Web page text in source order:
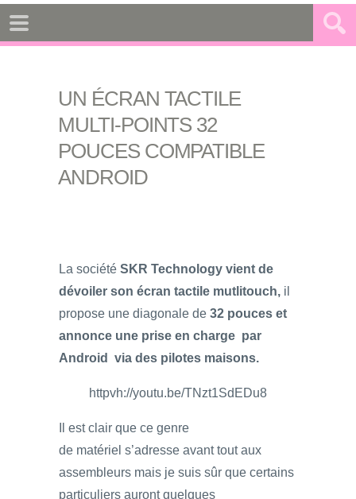
UN ÉCRAN TACTILE
MULTI-POINTS 32
POUCES COMPATIBLE
ANDROID
La société SKR Technology vient de
dévoiler son écran tactile mutlitouch, il
propose une diagonale de 32 pouces et
annonce une prise en charge par
Android via des pilotes maisons.
httpvh://youtu.be/TNzt1SdEDu8
Il est clair que ce genre
de matériel s’adresse avant tout aux
assembleurs mais je suis sûr que certains
particuliers auront quelques